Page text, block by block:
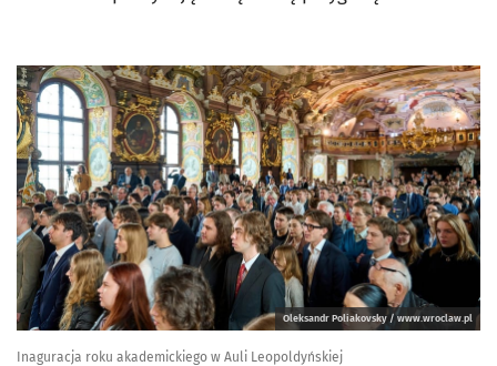
Oleksandr Poliakovsky / www.wroclaw.pl
Inaguracja roku akademickiego w Auli Leopoldyńskiej